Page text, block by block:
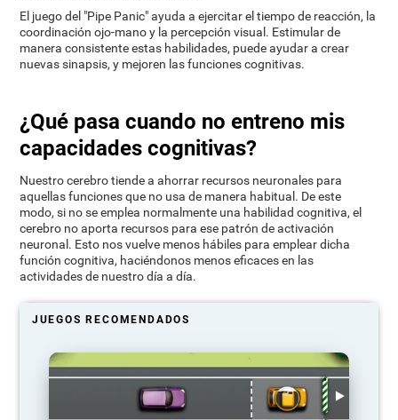
El juego del "Pipe Panic" ayuda a ejercitar el tiempo de reacción, la
coordinación ojo-mano y la percepción visual. Estimular de
manera consistente estas habilidades, puede ayudar a crear
nuevas sinapsis, y mejoren las funciones cognitivas.
¿Qué pasa cuando no entreno mis
capacidades cognitivas?
Nuestro cerebro tiende a ahorrar recursos neuronales para
aquellas funciones que no usa de manera habitual. De este
modo, si no se emplea normalmente una habilidad cognitiva, el
cerebro no aporta recursos para ese patrón de activación
neuronal. Esto nos vuelve menos hábiles para emplear dicha
función cognitiva, haciéndonos menos eficaces en las
actividades de nuestro día a día.
JUEGOS RECOMENDADOS